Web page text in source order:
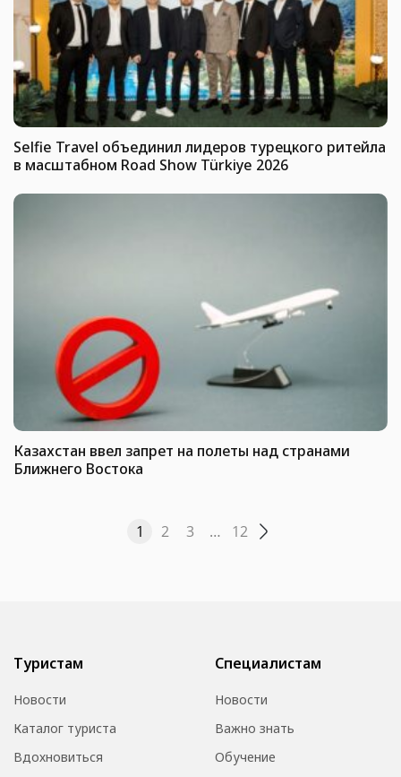
Selfie Travel объединил лидеров турецкого ритейла
в масштабном Road Show Türkiye 2026
Казахстан ввел запрет на полеты над странами
Ближнего Востока
1 2 3 … 12
Туристам
Новости
Каталог туриста
Вдохновиться
Специалистам
Новости
Важно знать
Обучение